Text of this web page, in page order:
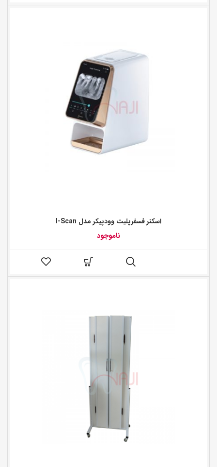
اسکنر فسفرپلیت وودپیکر مدل I-Scan
ناموجود